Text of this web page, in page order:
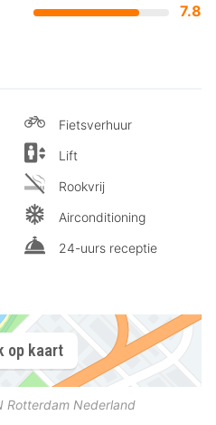
7.8
Fietsverhuur
Lift
Rookvrij
Airconditioning
24-uurs receptie
op kaart
Rotterdam Nederland